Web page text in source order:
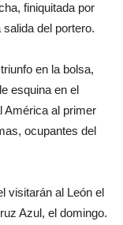
finiquitada por
del portero.
en la bolsa,
esquina en el
América al primer
ocupantes del
visitarán al León el
Azul, el domingo.